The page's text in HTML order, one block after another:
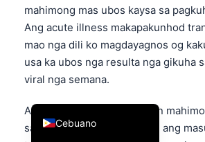
mahimong mas ubos kaysa sa
Ang acute illness makapakunhod
mao nga dili ko magdayagnos og
usa ka ubos nga resulta nga gikuha
viral nga semana.
Ang vegetarian nga pagkaon
sa papel pero ubos gihapon ang
Cebuano
Deutsch
العربية
Français
עִבְרִית